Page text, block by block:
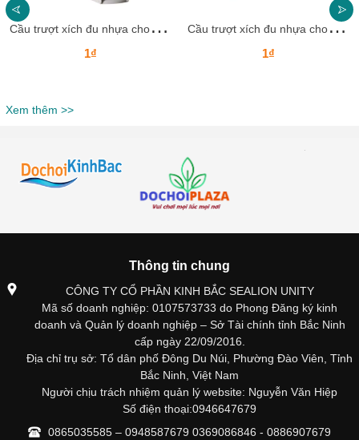
C
ầu trượt xích đu nhựa cho bé CTXDN15_ Dochoikinhbac
1₫
C
ầu trượt xích đu nhựa cho bé CTXDN14_ Dochoikinhbac
1₫
Xem thêm >>
Thông tin chung
CÔNG TY CỔ PHẦN KINH BẮC SEALION UNITY
Mã số doanh nghiệp: 0107573733 do Phong Đăng ký kinh
doanh và Quản lý doanh nghiệp – Sở Tài chính tỉnh Bắc Ninh
cấp ngày 22/09/2016.
Địa chỉ trụ sở: Tổ dân phố Đông Du Núi, Phường Đào Viên, Tỉnh
Bắc Ninh, Việt Nam
Người chịu trách nhiệm quản lý website: Nguyễn Văn Hiệp
Số điện thoại:0946647679
0865035585 – 0948587679 0369086846 - 0886907679